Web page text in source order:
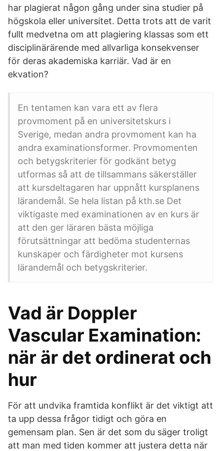
har plagierat någon gång under sina studier på
högskola eller universitet. Detta trots att de varit
fullt medvetna om att plagiering klassas som ett
disciplinärärende med allvarliga konsekvenser
för deras akademiska karriär. Vad är en
ekvation?
En tentamen kan vara ett av flera
provmoment på en universitetskurs i
Sverige, medan andra provmoment kan ha
andra examinationsformer. Provmomenten
och betygskriterier för godkänt betyg
utformas så att de tillsammans säkerställer
att kursdeltagaren har uppnått kursplanens
lärandemål. Se hela listan på kth.se Det
viktigaste med examinationen av en kurs är
att den ger läraren bästa möjliga
förutsättningar att bedöma studenternas
kunskaper och färdigheter mot kursens
lärandemål och betygskriterier.
Vad är Doppler
Vascular Examination:
när är det ordinerat och
hur
För att undvika framtida konflikt är det viktigt att
ta upp dessa frågor tidigt och göra en
gemensam plan. Sen är det som du säger troligt
att man med tiden kommer att justera detta när